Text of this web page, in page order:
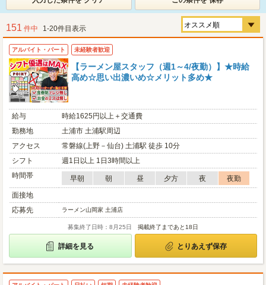
151 件中 1-20件目表示
アルバイト・パート 未経験者歓迎
【ラーメン屋スタッフ（週1～4/夜勤）】★時給
高め☆思い出濃いめ☆メリット多め★
給与
時給1625円以上＋交通費
勤務地
土浦市 土浦駅周辺
アクセス
常磐線(上野－仙台) 土浦駅 徒歩 10分
シフト
週1日以上 1日3時間以上
時間帯
早朝 朝 昼 夕方 夜
夜勤
面接地
応募先
ラーメン山岡家 土浦店
募集終了日時：8月25日 掲載終了まであと18日
詳細を見る とりあえず保存